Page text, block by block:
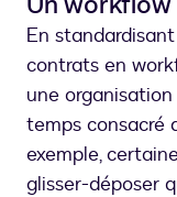
En
contrats en
une
temps consacré
exemple,
glisser-déposer